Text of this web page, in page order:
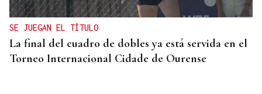
SE JUEGAN EL TÍTULO
La final del cuadro de dobles ya está servida en el
Torneo Internacional Cidade de Ourense